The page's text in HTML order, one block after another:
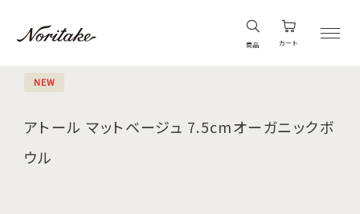
商品 カート
NEW
アトール マットベージュ 7.5cmオーガニックボ
ウル